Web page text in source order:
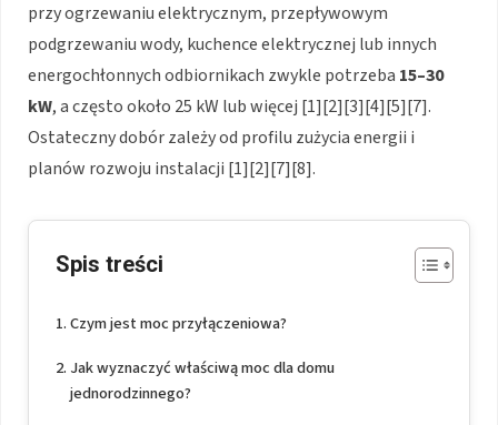
przy ogrzewaniu elektrycznym, przepływowym
podgrzewaniu wody, kuchence elektrycznej lub innych
energochłonnych odbiornikach zwykle potrzeba 15–30
kW, a często około 25 kW lub więcej [1][2][3][4][5][7].
Ostateczny dobór zależy od profilu zużycia energii i
planów rozwoju instalacji [1][2][7][8].
Spis treści
Czym jest moc przyłączeniowa?
Jak wyznaczyć właściwą moc dla domu
jednorodzinnego?